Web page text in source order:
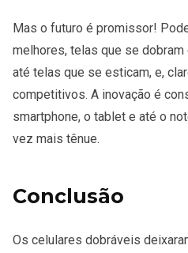
Mas o futuro é promissor!
melhores, telas que se
até telas que se esticam, e,
competitivos. A inovação é
smartphone, o tablet e até o
vez mais tênue.
Conclusão
Os celulares dobráveis